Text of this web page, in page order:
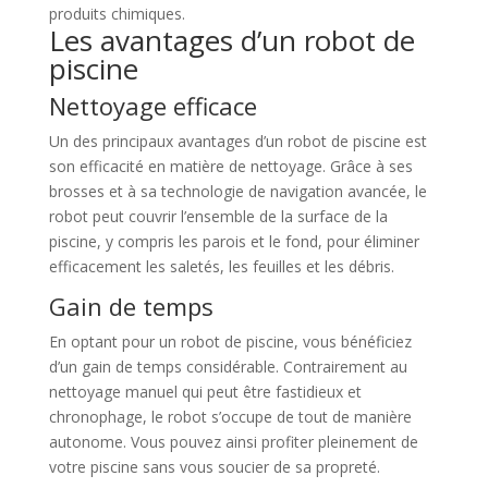
produits chimiques.
Les avantages d’un robot de
piscine
Nettoyage efficace
Un des principaux avantages d’un robot de piscine est
son efficacité en matière de nettoyage. Grâce à ses
brosses et à sa technologie de navigation avancée, le
robot peut couvrir l’ensemble de la surface de la
piscine, y compris les parois et le fond, pour éliminer
efficacement les saletés, les feuilles et les débris.
Gain de temps
En optant pour un robot de piscine, vous bénéficiez
d’un gain de temps considérable. Contrairement au
nettoyage manuel qui peut être fastidieux et
chronophage, le robot s’occupe de tout de manière
autonome. Vous pouvez ainsi profiter pleinement de
votre piscine sans vous soucier de sa propreté.